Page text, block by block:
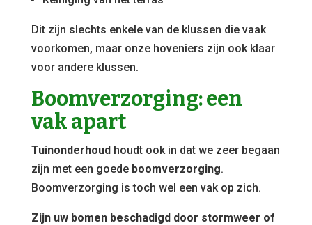
Dit zijn slechts enkele van de klussen die vaak
voorkomen, maar onze hoveniers zijn ook klaar
voor andere klussen.
Boomverzorging: een
vak apart
Tuinonderhoudhoudt ook in dat we zeer begaan
zijn met een goede boomverzorging.
Boomverzorging is toch wel een vak op zich.
Zijn uw bomen beschadigd door stormweer of